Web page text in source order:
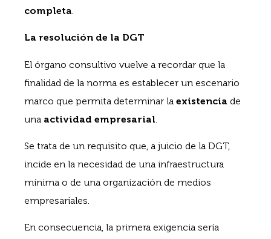
completa
La resolución de la DGT
El órgano consultivo vuelve a recordar que la
finalidad de la norma es establecer un escenario
marco que permita determinar la existencia de
una actividad empresarial
Se trata de un requisito que, a juicio de la DGT,
incide en la necesidad de una infraestructura
mínima o de una organización de medios
empresariales.
En consecuencia, la primera exigencia sería